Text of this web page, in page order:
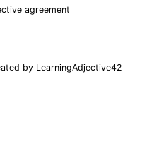
agreement
by LearningAdjective42